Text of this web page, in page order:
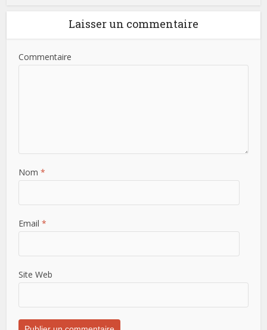
Laisser un commentaire
Commentaire
Nom *
Email *
Site Web